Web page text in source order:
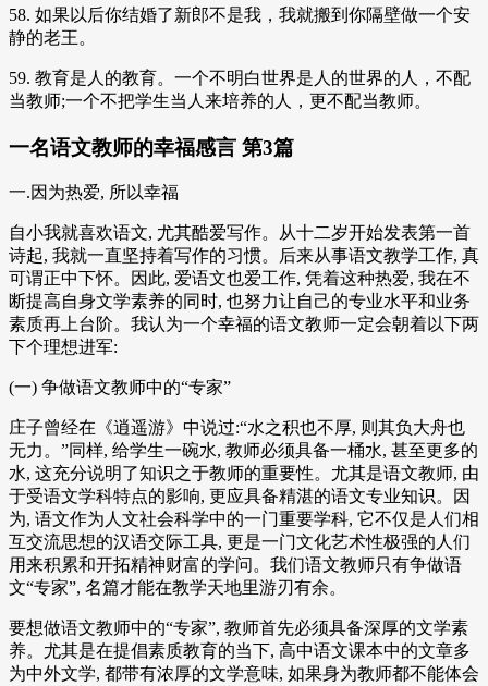
58. 如果以后你结婚了新郎不是我，我就搬到你隔壁做一个安
静的老王。
59. 教育是人的教育。一个不明白世界是人的世界的人，不配
当教师;一个不把学生当人来培养的人，更不配当教师。
一名语文教师的幸福感言 第3篇
一.因为热爱, 所以幸福
自小我就喜欢语文, 尤其酷爱写作。从十二岁开始发表第一首
诗起, 我就一直坚持着写作的习惯。后来从事语文教学工作, 真
可谓正中下怀。因此, 爱语文也爱工作, 凭着这种热爱, 我在不
断提高自身文学素养的同时, 也努力让自己的专业水平和业务
素质再上台阶。我认为一个幸福的语文教师一定会朝着以下两
下个理想进军:
(一) 争做语文教师中的“专家”
庄子曾经在《逍遥游》中说过:“水之积也不厚, 则其负大舟也
无力。”同样, 给学生一碗水, 教师必须具备一桶水, 甚至更多的
水, 这充分说明了知识之于教师的重要性。尤其是语文教师, 由
于受语文学科特点的影响, 更应具备精湛的语文专业知识。因
为, 语文作为人文社会科学中的一门重要学科, 它不仅是人们相
互交流思想的汉语交际工具, 更是一门文化艺术性极强的人们
用来积累和开拓精神财富的学问。我们语文教师只有争做语
文“专家”, 名篇才能在教学天地里游刃有余。
要想做语文教师中的“专家”, 教师首先必须具备深厚的文学素
养。尤其是在提倡素质教育的当下, 高中语文课本中的文章多
为中外文学, 都带有浓厚的文学意味, 如果身为教师都不能体会